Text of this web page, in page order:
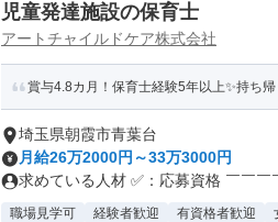
児童発達施設の保育士
アートチャイルドケア株式会社
賞与4.8カ月！保育士経験5年以上✨持ち
埼玉県朝霞市青葉台
月給26万2000円～33万3000円
求めている人材 ✅：応募資格 ￣￣￣
職場見学可 経験者歓迎 有資格者歓迎